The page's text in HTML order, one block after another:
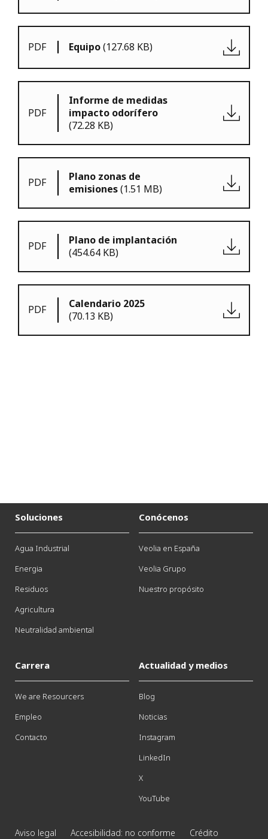
PDF Equipo(127.68 KB)
PDF
Informe de medidas
impacto odorífero
(72.28 KB)
PDF
Plano zonas de
emisiones(1.51 MB)
PDF
Plano de implantación
(454.64 KB)
PDF
Calendario 2025
(70.13 KB)
Soluciones
Agua Industrial
Energia
Residuos
Agricultura
Neutralidad ambiental
Conócenos
Veolia en España
Veolia Grupo
Nuestro propósito
Carrera
We are Resourcers
Empleo
Contacto
Actualidad y medios
Blog
Noticias
Instagram
LinkedIn
X
YouTube
Aviso legal Accesibilidad: no conforme
Crédito